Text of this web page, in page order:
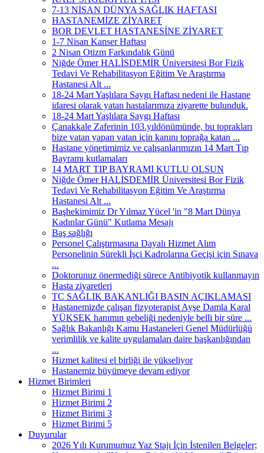
7-13 NİSAN DÜNYA SAĞLIK HAFTASI
HASTANEMİZE ZİYARET
BOR DEVLET HASTANESİNE ZİYARET
1-7 Nisan Kanser Haftası
2 Nisan Otizm Farkındalık Günü
Niğde Ömer HALİSDEMİR Üniversitesi Bor Fizik
Tedavi Ve Rehabilitasyon Eğitim Ve Araştırma
Hastanesi Alt ...
18-24 Mart Yaşlılara Saygı Haftası nedeni ile Hastane
idaresi olarak yatan hastalarımıza ziyarette bulunduk.
18-24 Mart Yaşlılara Saygı Haftası
Çanakkale Zaferinin 103.yıldönümünde, bu toprakları
bize vatan yapan vatan için kanını toprağa katan ...
Hastane yönetimimiz ve çalışanlarımızın 14 Mart Tıp
Bayramı kutlamaları
14 MART TIP BAYRAMI KUTLU OLSUN
Niğde Ömer HALİSDEMİR Üniversitesi Bor Fizik
Tedavi Ve Rehabilitasyon Eğitim Ve Araştırma
Hastanesi Alt ...
Başhekimimiz Dr Yılmaz Yücel 'in "8 Mart Dünya
Kadınlar Günü" Kutlama Mesajı
Baş sağlığı
Personel Çalıştırmasına Dayalı Hizmet Alım
Personelinin Sürekli İşçi Kadrolarına Geçişi için Sınava
...
Doktorunuz önermediği sürece Antibiyotik kullanmayın
Hasta ziyaretleri
TC SAĞLIK BAKANLIĞI BASIN AÇIKLAMASI
Hastanemizde çalışan fizyoterapist Ayşe Damla Karal
YÜKSEK hanımın gebeliği nedeniyle belli bir süre ...
Sağlık Bakanlığı Kamu Hastaneleri Genel Müdürlüğü
verimlilik ve kalite uygulamaları daire başkanlığından
...
Hizmet kalitesi el birliği ile yükseliyor
Hastanemiz büyümeye devam ediyor
Hizmet Birimleri
Hizmet Birimi 1
Hizmet Birimi 2
Hizmet Birimi 3
Hizmet Birimi 5
Duyurular
2026 Yılı Kurumumuz Yaz Stajı İçin İstenilen Belgeler;